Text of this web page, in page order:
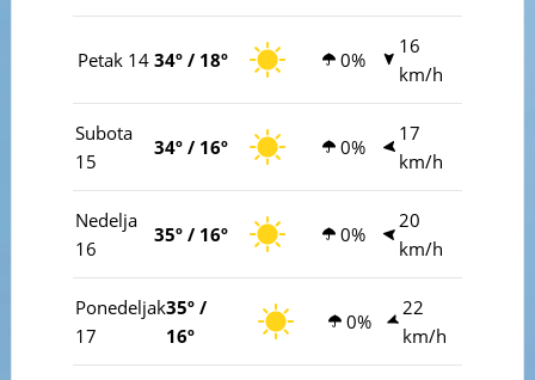
Petak 14 34º / 18º 0%
16
km/h
Subota
15
34º / 16º 0%
17
km/h
Nedelja
16
35º / 16º 0%
20
km/h
Ponedeljak
17
35º /
16º
0%
22
km/h